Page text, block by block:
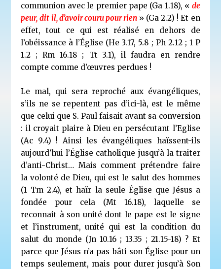
communion avec le premier pape (Ga 1.18), « de
peur, dit-il, d’avoir couru pour rien» (Ga 2.2) ! Et en
effet, tout ce qui est réalisé en dehors de
l’obéissance à l’Église (He 3.17, 5.8 ; Ph 2.12 ; 1 P
1.2 ; Rm 16.18 ; Tt 3.1), il faudra en rendre
compte comme d’œuvres perdues !
Le mal, qui sera reproché aux évangéliques,
s’ils ne se repentent pas d’ici-là, est le même
que celui que S. Paul faisait avant sa conversion
: il croyait plaire à Dieu en persécutant l’Eglise
(Ac 9.4) ! Ainsi les évangéliques haïssent-ils
aujourd’hui l’Église catholique jusqu’à la traiter
d’anti-Christ… Mais comment prétendre faire
la volonté de Dieu, qui est le salut des hommes
(1 Tm 2.4), et haïr la seule Église que Jésus a
fondée pour cela (Mt 16.18), laquelle se
reconnait à son unité dont le pape est le signe
et l’instrument, unité qui est la condition du
salut du monde (Jn 10.16 ; 13.35 ; 21.15-18) ? Et
parce que Jésus n’a pas bâti son Église pour un
temps seulement, mais pour durer jusqu’à Son